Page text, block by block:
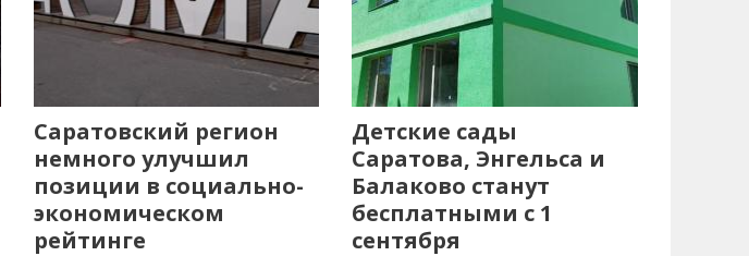
Саратовский регион
немного улучшил
позиции в социально-
экономическом
рейтинге
Детские сады
Саратова, Энгельса и
Балаково станут
бесплатными с 1
сентября